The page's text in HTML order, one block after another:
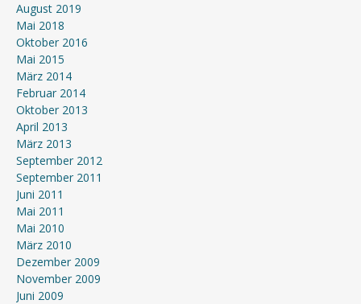
August 2019
Mai 2018
Oktober 2016
Mai 2015
März 2014
Februar 2014
Oktober 2013
April 2013
März 2013
September 2012
September 2011
Juni 2011
Mai 2011
Mai 2010
März 2010
Dezember 2009
November 2009
Juni 2009